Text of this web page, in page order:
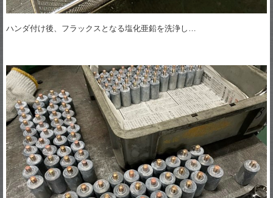
ハンダ付け後、フラックスとなる塩化亜鉛を洗浄し…